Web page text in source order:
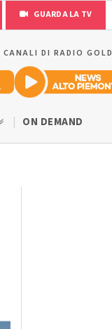
GUARDA LA TV
DI RADIO GOLD
ON DEMAND